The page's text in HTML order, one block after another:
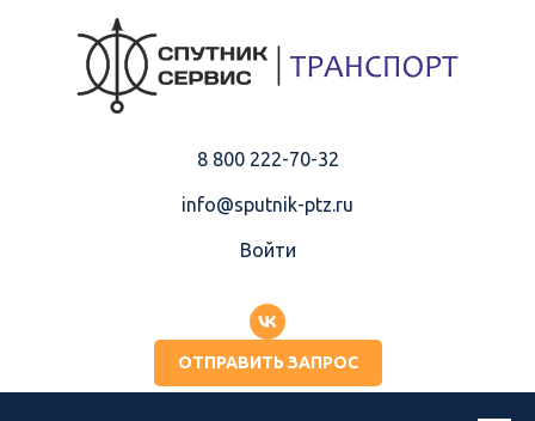
8 800 222-70-32
info@sputnik-ptz.ru
Войти
ОТПРАВИТЬ ЗАПРОС